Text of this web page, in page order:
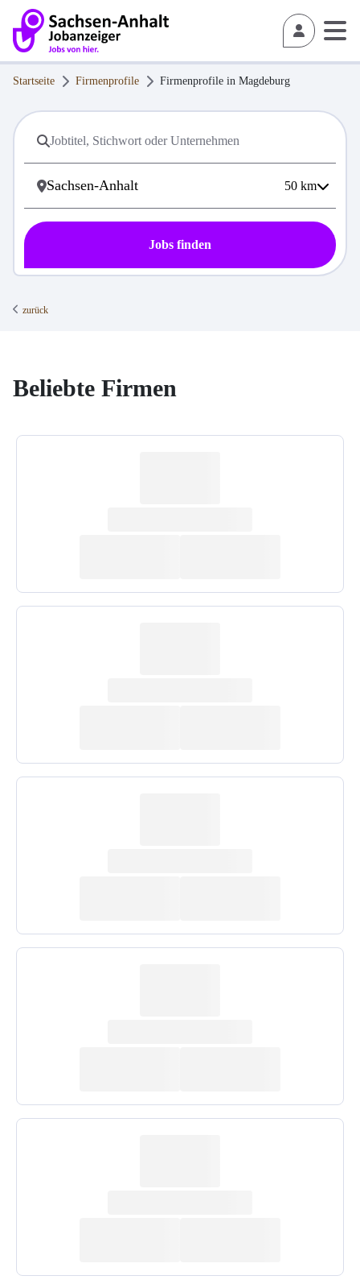
Startseite Firmenprofile Firmenprofile in Magdeburg
50 km
Jobs finden
zurück
Beliebte Firmen